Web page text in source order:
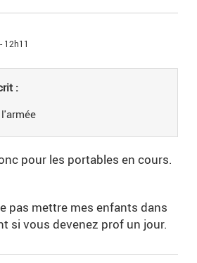
12h11
:
pour les portables en cours.
pas mettre mes enfants dans
si vous devenez prof un jour.